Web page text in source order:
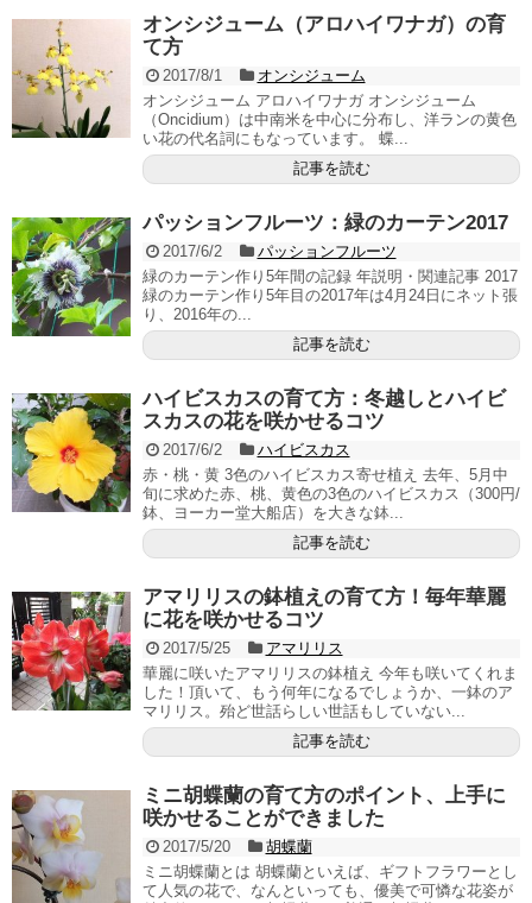
オンシジューム（アロハイワナガ）の育
て方
2017/8/1
オンシジューム
オンシジューム アロハイワナガ オンシジューム
（Oncidium）は中南米を中心に分布し、洋ランの黄色
い花の代名詞にもなっています。 蝶...
記事を読む
パッションフルーツ：緑のカーテン2017
2017/6/2
パッションフルーツ
緑のカーテン作り5年間の記録 年説明・関連記事 2017
緑のカーテン作り5年目の2017年は4月24日にネット張
り、2016年の...
記事を読む
ハイビスカスの育て方：冬越しとハイビ
スカスの花を咲かせるコツ
2017/6/2
ハイビスカス
赤・桃・黄 3色のハイビスカス寄せ植え 去年、5月中
旬に求めた赤、桃、黄色の3色のハイビスカス（300円/
鉢、ヨーカー堂大船店）を大きな鉢...
記事を読む
アマリリスの鉢植えの育て方！毎年華麗
に花を咲かせるコツ
2017/5/25
アマリリス
華麗に咲いたアマリリスの鉢植え 今年も咲いてくれま
した！頂いて、もう何年になるでしょうか、一鉢のア
マリリス。殆ど世話らしい世話もしていない...
記事を読む
ミニ胡蝶蘭の育て方のポイント、上手に
咲かせることができました
2017/5/20
胡蝶蘭
ミニ胡蝶蘭とは 胡蝶蘭といえば、ギフトフラワーとし
て人気の花で、なんといっても、優美で可憐な花姿が